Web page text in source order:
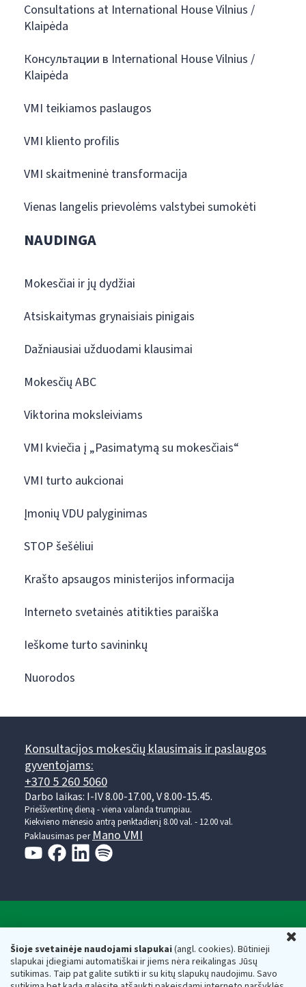
Šioje svetainėje naudojami slapukai(angl. cookies). Būtinieji
slapukai įdiegiami automatiškai ir jiems nėra reikalingas Jūsų
sutikimas. Taip pat galite sutikti ir su kitų slapukų naudojimu. Savo
Consultations at International House Vilnius /
Klaipėda
Консультации в International House Vilnius /
Klaipėda
VMI teikiamos paslaugos
VMI kliento profilis
VMI skaitmeninė transformacija
Vienas langelis prievolėms valstybei sumokėti
NAUDINGA
Mokesčiai ir jų dydžiai
Atsiskaitymas grynaisiais pinigais
Dažniausiai užduodami klausimai
Mokesčių ABC
Viktorina moksleiviams
VMI kviečia į „Pasimatymą su mokesčiais“
VMI turto aukcionai
Įmonių VDU palyginimas
STOP šešėliui
Krašto apsaugos ministerijos informacija
Interneto svetainės atitikties paraiška
Ieškome turto savininkų
Nuorodos
Konsultacijos mokesčių klausimais ir paslaugos
gyventojams:
+370 5 260 5060
Darbo laikas: I-IV 8.00-17.00, V 8.00-15.45.
Prieššventinę dieną - viena valanda trumpiau.
Kiekvieno mėnesio antrą penktadienį 8.00 val. - 12.00 val.
Paklausimas per Mano VMI
Respublikos finansų ministerijos
Biudžetinė įstaiga. Juridinio asmens kodas — 188659752,
adresas: Vasario 16-osios g. 14, 01107 Vilnius, Lietuva, el.paštas: